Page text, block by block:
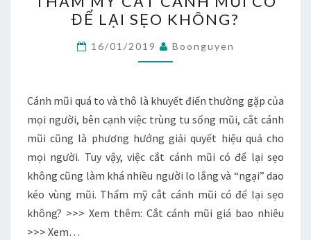
MỸ
CẮT
CÁNH
MŨI
ĐỂ
LẠI
SẸO
KHÔNG?
ĐỂ LẠI SẸO KHÔNG?
16/01/2019 Boonguyen
Cánh mũi quá to và thô là khuyết điển thường gặp của
mọi người, bên cạnh việc trùng tu sống mũi, cắt cánh
mũi cũng là phương hướng giải quyết hiệu quả cho
mọi người. Tuy vậy, việc cắt cánh mũi có để lại sẹo
không cũng làm khá nhiều người lo lắng và “ngại” dao
kéo vùng mũi. Thẩm mỹ cắt cánh mũi có để lại sẹo
không? >>> Xem thêm: Cắt cánh mũi giá bao nhiêu
>>> Xem…